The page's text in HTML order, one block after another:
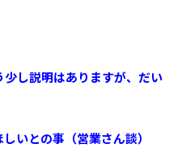
し説明はありますが、だい
いとの事（営業さん談）